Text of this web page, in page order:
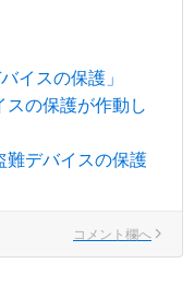
イスの保護」
の保護が作動し
難デバイスの保護
コメント欄へ